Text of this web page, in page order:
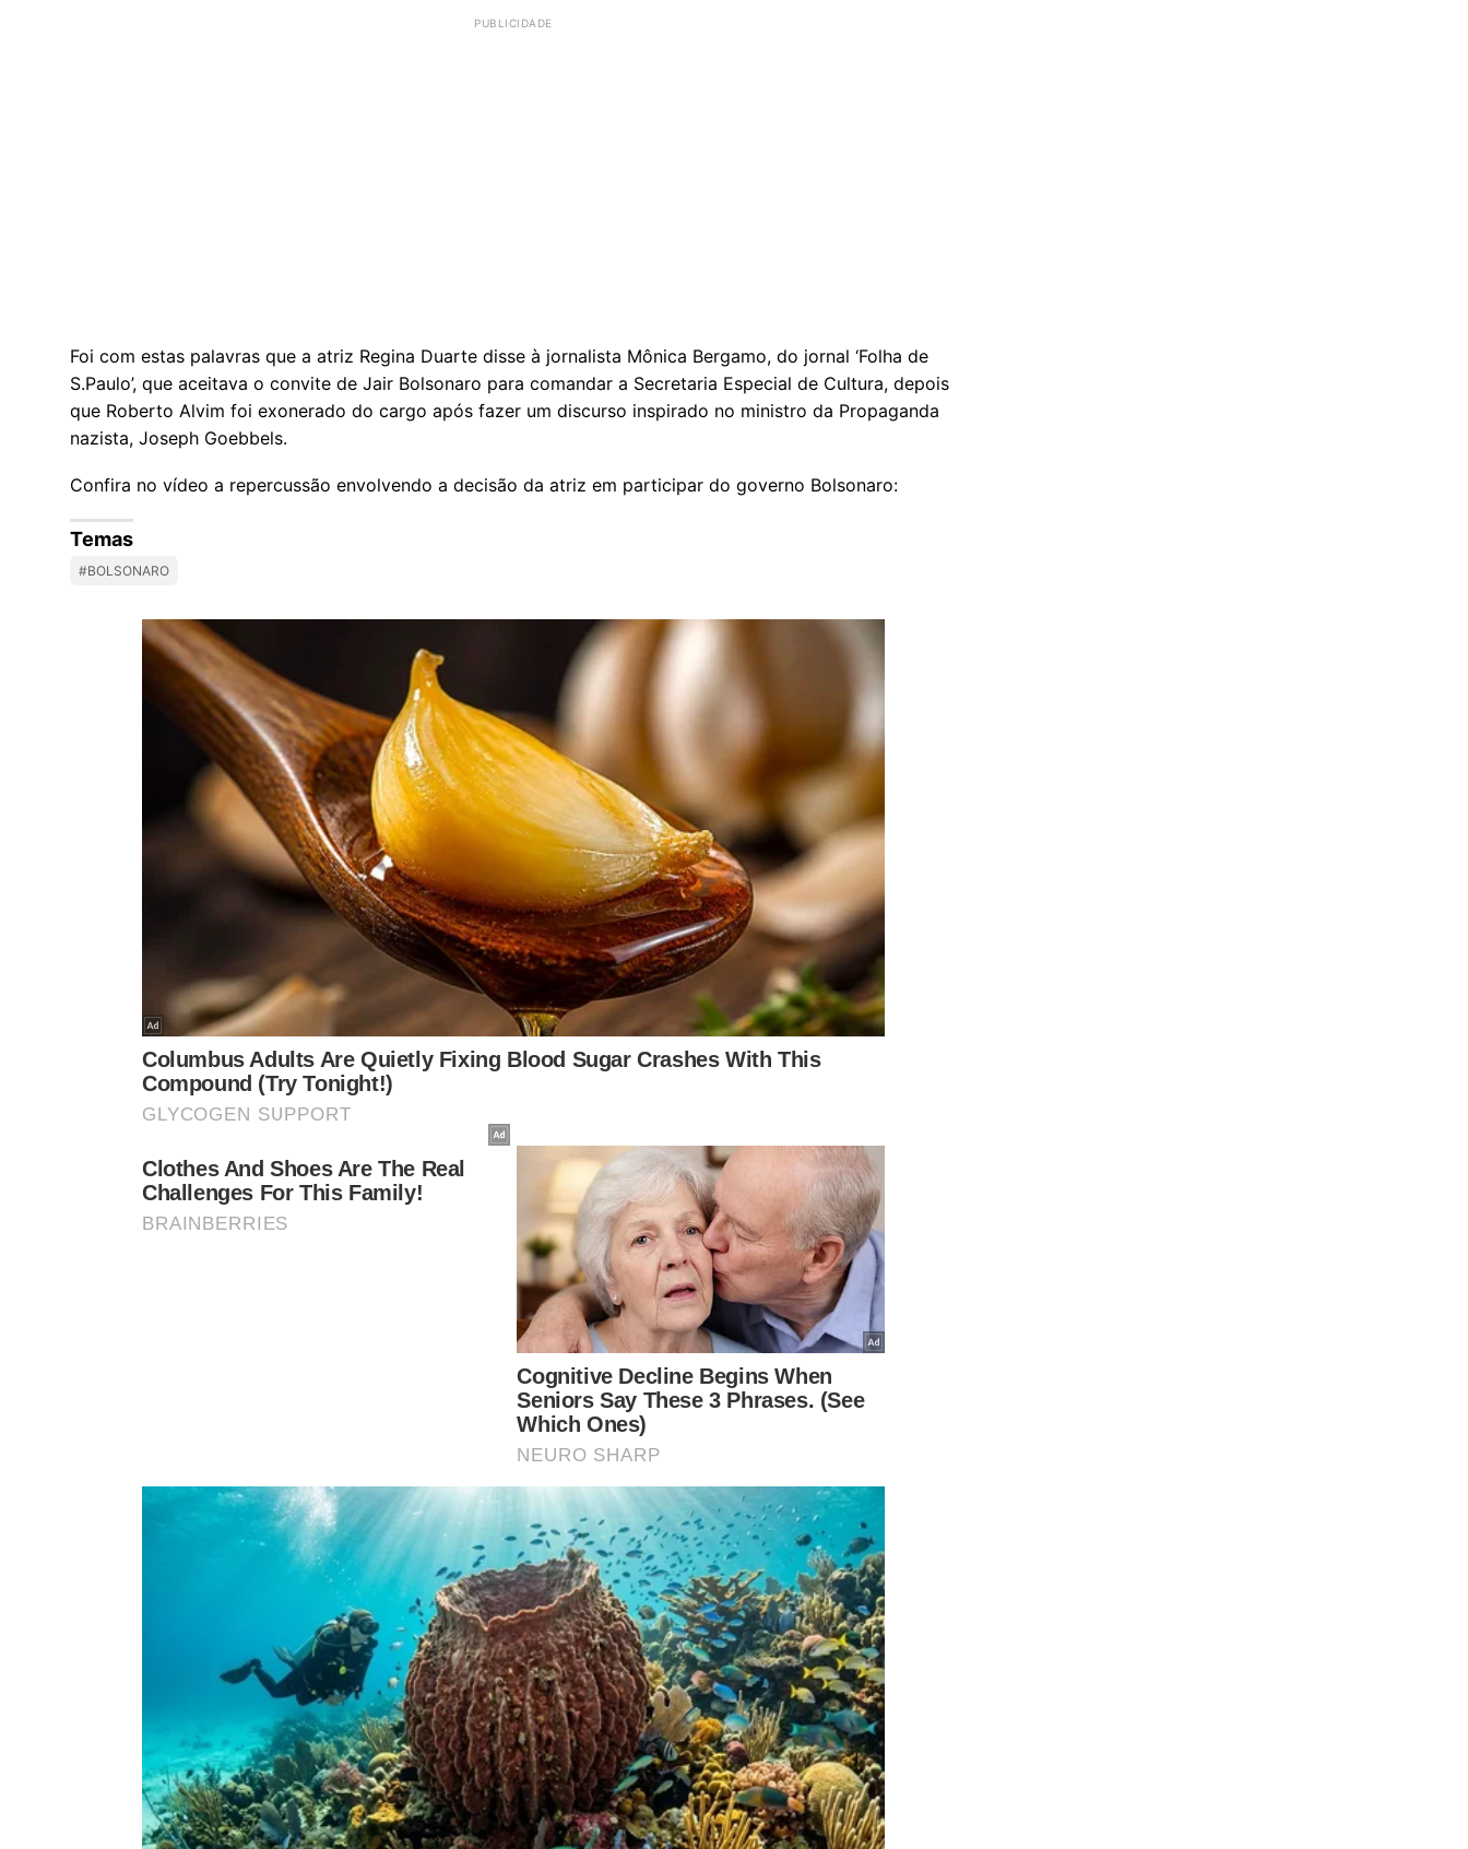
Foi com estas palavras que a atriz Regina Duarte disse à jornalista Mônica Bergamo, do jornal ‘Folha de
S.Paulo’, que aceitava o convite de Jair Bolsonaro para comandar a Secretaria Especial de Cultura, depois
que Roberto Alvim foi exonerado do cargo após fazer um discurso inspirado no ministro da Propaganda
nazista, Joseph Goebbels.
Confira no vídeo a repercussão envolvendo a decisão da atriz em participar do governo Bolsonaro:
Temas
#BOLSONARO